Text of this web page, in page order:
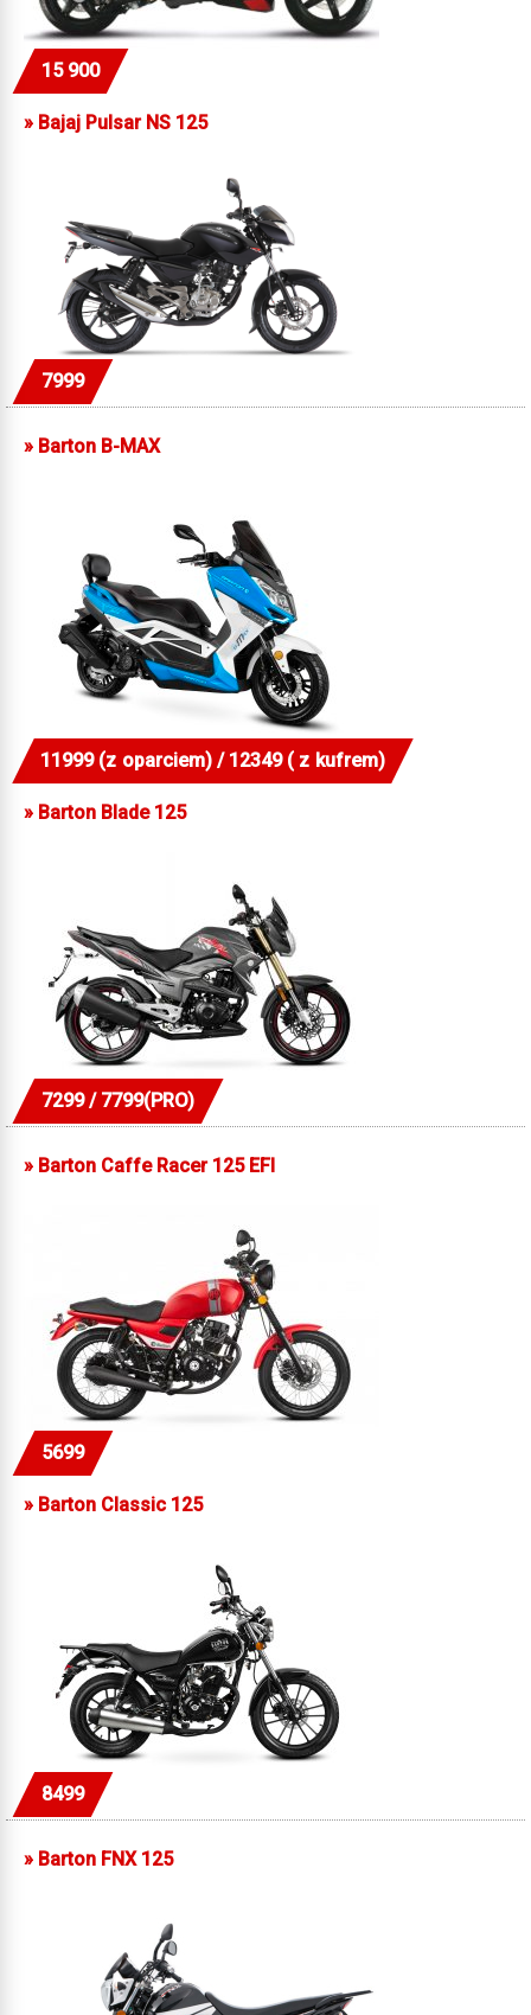
15 900
» Bajaj Pulsar NS 125
7999
» Barton B-MAX
11999 (z oparciem) / 12349 ( z kufrem)
» Barton Blade 125
7299 / 7799(PRO)
» Barton Caffe Racer 125 EFI
5699
» Barton Classic 125
8499
» Barton FNX 125